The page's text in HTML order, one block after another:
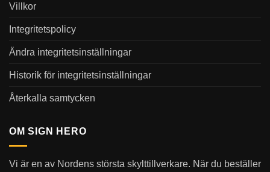
Villkor
Integritetspolicy
Ändra integritetsinställningar
Historik för integritetsinställningar
Återkalla samtycken
OM SIGN HERO
Vi är en av Nordens största skylttillverkare. När du beställer